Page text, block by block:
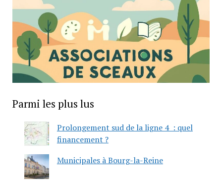
Parmi les plus lus
Prolongement sud de la ligne 4 : quel
financement ?
Municipales à Bourg-la-Reine